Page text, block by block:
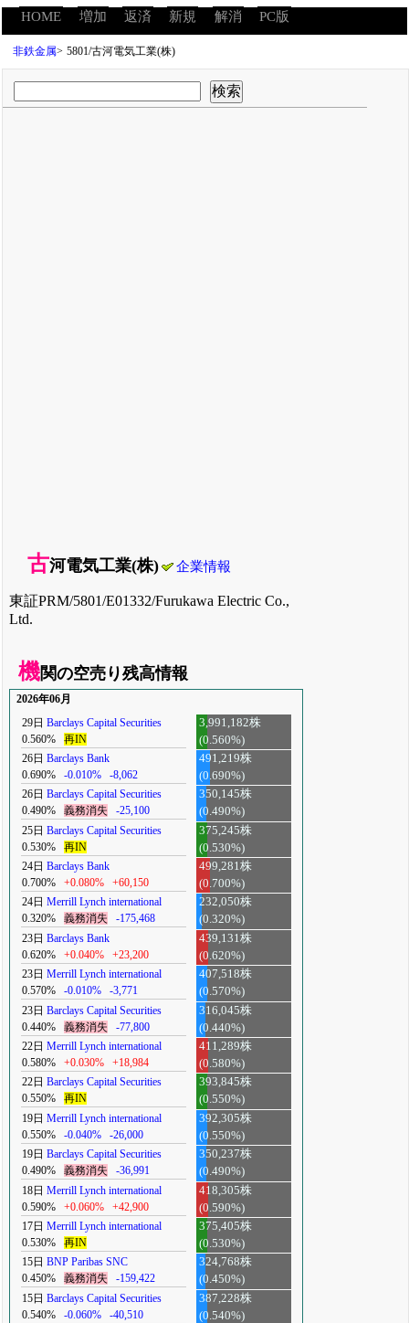
HOME 増加 返済 新規 解消 PC版
非鉄金属> 5801/古河電気工業(株)
古河電気工業(株) 企業情報
東証PRM/5801/E01332/Furukawa Electric Co.,
Ltd.
機関の空売り残高情報
2026年06月
29日 Barclays Capital Securities
0.560%
再IN
3,991,182株
(0.560%)
26日 Barclays Bank
0.690%
-0.010% -8,062
491,219株
(0.690%)
26日 Barclays Capital Securities
0.490%
義務消失 -25,100
350,145株
(0.490%)
25日 Barclays Capital Securities
0.530%
再IN
375,245株
(0.530%)
24日 Barclays Bank
0.700%
+0.080% +60,150
499,281株
(0.700%)
24日 Merrill Lynch international
0.320%
義務消失 -175,468
232,050株
(0.320%)
23日 Barclays Bank
0.620%
+0.040% +23,200
439,131株
(0.620%)
23日 Merrill Lynch international
0.570%
-0.010% -3,771
407,518株
(0.570%)
23日 Barclays Capital Securities
0.440%
義務消失 -77,800
316,045株
(0.440%)
22日 Merrill Lynch international
0.580%
+0.030% +18,984
411,289株
(0.580%)
22日 Barclays Capital Securities
0.550%
再IN
393,845株
(0.550%)
19日 Merrill Lynch international
0.550%
-0.040% -26,000
392,305株
(0.550%)
19日 Barclays Capital Securities
0.490%
義務消失 -36,991
350,237株
(0.490%)
18日 Merrill Lynch international
0.590%
+0.060% +42,900
418,305株
(0.590%)
17日 Merrill Lynch international
0.530%
再IN
375,405株
(0.530%)
15日 BNP Paribas SNC
0.450%
義務消失 -159,422
324,768株
(0.450%)
15日 Barclays Capital Securities
0.540%
-0.060% -40,510
387,228株
(0.540%)